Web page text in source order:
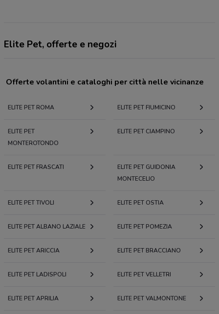
Elite Pet, offerte e negozi
Offerte volantini e cataloghi per città nelle vicinanze
ELITE PET ROMA ELITE PET FIUMICINO
ELITE PET
MONTEROTONDO
ELITE PET CIAMPINO
ELITE PET FRASCATI
ELITE PET GUIDONIA
MONTECELIO
ELITE PET TIVOLI ELITE PET OSTIA
ELITE PET ALBANO LAZIALE ELITE PET POMEZIA
ELITE PET ARICCIA ELITE PET BRACCIANO
ELITE PET LADISPOLI ELITE PET VELLETRI
ELITE PET APRILIA ELITE PET VALMONTONE